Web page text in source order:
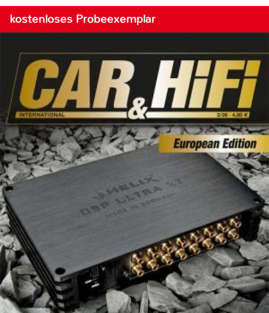
kostenloses Probeexemplar